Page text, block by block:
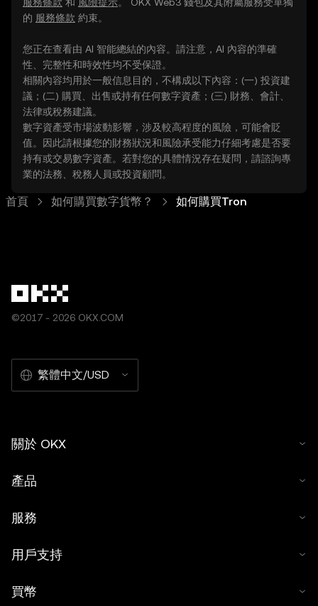
的 服務條款 約束。
您正在查看由 AI 智能總結的內容。請注意，AI 內容的準確
性、完整性和時效性均不受保證。
相關內容均用於一般信息目的，不構成以下內容：(一) 投資建
議；(二) 購買、出售或持有任何數字資產；(三) 財務、會計、
法律或稅務建議。
數字資產受市場波動影響，涉及較高程度的風險，可能會貶
值。因此請根據您的財務狀況和風險承受能力仔細考慮是否要
持有或交易數字資產。若對您的具體情況存在疑問，請諮詢專
業的法務、稅務人員或投資顧問。
首頁 如何購買數字貨幣？ 如何購買Tron
©2017 - 2026 OKX.COM
繁體中文/USD
關於 OKX
產品
服務
用戶支持
買幣